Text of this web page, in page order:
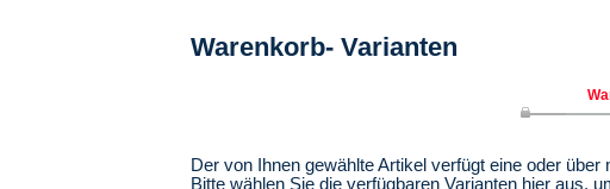
Warenkorb- Varianten
Der von Ihnen gewählte Artikel verfügt eine oder über
Bitte wählen Sie die verfügbaren Varianten hier aus,